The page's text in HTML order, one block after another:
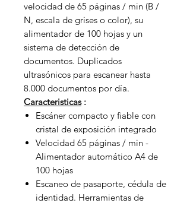
velocidad de 65 páginas / min (B /
N, escala de grises o color), su
alimentador de 100 hojas y un
sistema de detección de
documentos. Duplicados
ultrasónicos para escanear hasta
8.000 documentos por día.
Caracteristicas:
Escáner compacto y fiable con
cristal de exposición integrado
Velocidad 65 páginas / min -
Alimentador automático A4 de
100 hojas
Escaneo de pasaporte, cédula de
identidad. Herramientas de